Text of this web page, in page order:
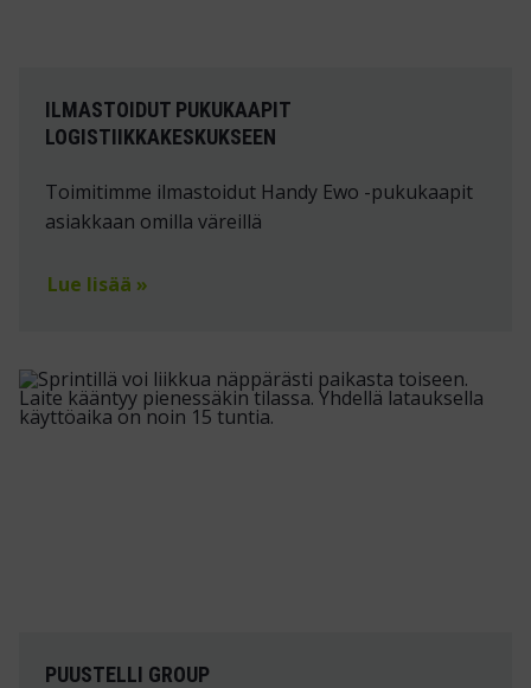
ILMASTOIDUT PUKUKAAPIT
LOGISTIIKKAKESKUKSEEN
Toimitimme ilmastoidut Handy Ewo -pukukaapit
asiakkaan omilla väreillä
Lue lisää »
PUUSTELLI GROUP